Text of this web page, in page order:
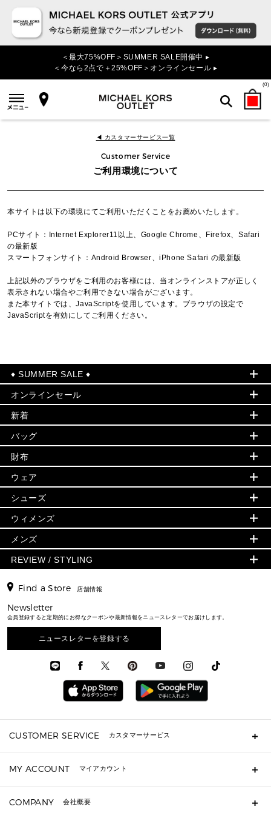
＜最大75%OFF＞SUMMER SALE開催中 ▸
＜今なら2点で＋25%OFF＞オンラインセール ▸
(0)
◀ カスタマーサービス一覧
Customer Service
ご利用環境について
本サイトは以下の環境にてご利用いただくことをお薦めいたします。
PCサイト：Internet Explorer11以上、Google Chrome、Firefox、Safari
の最新版
スマートフォンサイト：Android Browser、iPhone Safari の最新版
上記以外のブラウザをご利用のお客様には、当オンラインストアが正しく
表示されない場合やご利用できない場合がございます。
また本サイトでは、JavaScriptを使用しています。ブラウザの設定で
JavaScriptを有効にしてご利用ください。
♦ SUMMER SALE ♦
セールおすすめアイテム
▶ ウィメンズ
バッグ
財布
小物
シューズ・靴
ウェア
アクセサリー
時計
▶ メンズ
バッグ
ウェア
アクセサリー
オンラインセール
PRODUCT OF THE MONTH - 今月の特別価格
再値下げアイテム
追加アイテム
旗艦店からアウトレットに入荷
▶ ウィメンズすべて(ウェア・シューズ除く)
バッグ
財布・小物
ウェア
シューズ
時計・ジュエリー
アクセサリー
メンズ バッグ
メンズ シューズ
メンズ ウェア
メンズ 時計・その他
新着
初夏のスタイル
▶ すべて
▶ ウィメンズすべて
バッグ
財布・小物
アクセサリー
フレグランス
シューズ
▶ メンズすべて
メンズバッグ
メンズ財布・小物
メンズアクセサリー
メンズウェア
バッグ
人気の定番アイテム
日本限定 - バッグ
▶ ウィメンズすべて
ハンドバッグ・サッチェル
トートバッグ
ショルダーバッグ
クロスボディ・斜め掛け
トラベル
通勤・通学アイテム
3 IN 1 / 2 IN 1 バッグ
▶ メンズすべて
財布
日本限定 - 財布・小物
▶ ウィメンズすべて
GREENWICH
ミニ財布・フラグメントケース
折り財布(二つ折り・三つ折り)
長財布
▶ メンズすべて
お財布レビュー ▸
ウェア
▶ ウィメンズすべて
トップス
スカート・パンツ
ワンピース・ドレス
ジャケット・アウター
▶ メンズすべて
シューズ
▶ ウィメンズすべて
サンダル
スニーカー
▶ メンズすべて
シューズレビュー ▸
ウィメンズ
人気の定番アイテム
▶ ウィメンズすべて
新着
日本限定
▶ バッグすべて
通勤・通学アイテム
ミニ財布・フラグメントケース
▶ 小物すべて
定期ケース・カードケース・名刺入れ
▶ シューズ・靴
メンズ
▶ メンズすべて
財布・小物
時計・ジュエリー
アクセサリー
REVIEW / STYLING
▶ すべて
エディターレビュー
Find a Store 店舗情報
Newsletter
会員登録すると定期的にお得なクーポンや最新情報をニュースレターでお届けします。
ニュースレターを登録する
CUSTOMER SERVICE カスタマーサービス
ギフト用にラッピングができますか？
ショッピングバッグを購入商品分送ってもらえますか？
注文後に完了メールが受信できないのですが？
MY ACCOUNT マイアカウント
COMPANY 会社概要